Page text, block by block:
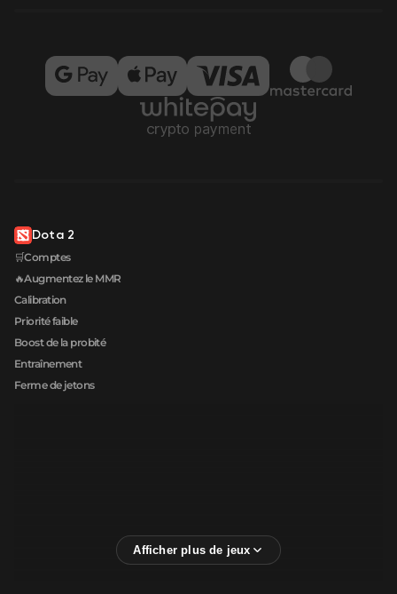
Dota 2
🛒Comptes
🔥Augmentez le MMR
Calibration
Priorité faible
Boost de la probité
Entraînement
Ferme de jetons